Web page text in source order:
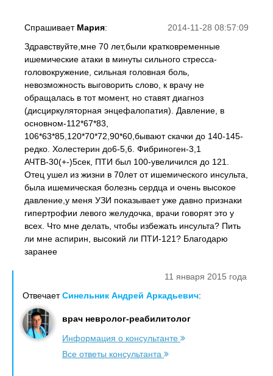
2014-11-28 08:57:09
Спрашивает Мария:
Здравствуйте,мне 70 лет,были кратковременные
ишемические атаки в минуты сильного стресса-
головокружение, сильная головная боль,
невозможность выговорить слово, к врачу не
обращалась в тот момент, но ставят диагноз
(дисциркуляторная энцефалопатия). Давление, в
основном-112*67*83,
106*63*85,120*70*72,90*60,бывают скачки до 140-145-
редко. Холестерин до6-5,6. Фибриноген-3,1
АЧТВ-30(+-)5сек, ПТИ был 100-увеличился до 121.
Отец ушел из жизни в 70лет от ишемического инсульта,
была ишемическая болезнь сердца и очень высокое
давление,у меня УЗИ показывает уже давно признаки
гипертрофии левого желудочка, врачи говорят это у
всех. Что мне делать, чтобы избежать инсульта? Пить
ли мне аспирин, высокий ли ПТИ-121? Благодарю
заранее
11 января 2015 года
ОтвечаетСинельник Андрей Аркадьевич:
врач невролог-реабилитолог
Информация о консультанте
Все ответы консультанта